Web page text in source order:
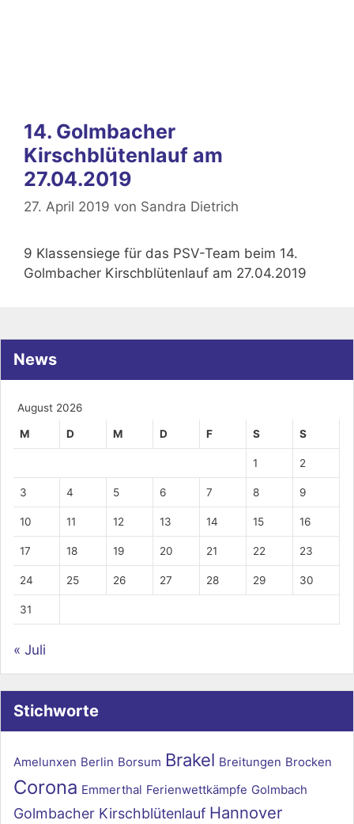
14. Golmbacher
Kirschblütenlauf am
27.04.2019
27. April 2019 von Sandra Dietrich
9 Klassensiege für das PSV-Team beim 14.
Golmbacher Kirschblütenlauf am 27.04.2019
News
August 2026
M D M D F S S
1 2
3 4 5 6 7 8 9
10 11 12 13 14 15 16
17 18 19 20 21 22 23
24 25 26 27 28 29 30
31
« Juli
Stichworte
Amelunxen Berlin Borsum Brakel Breitungen Brocken
Corona Emmerthal Ferienwettkämpfe Golmbach
Golmbacher Kirschblütenlauf Hannover